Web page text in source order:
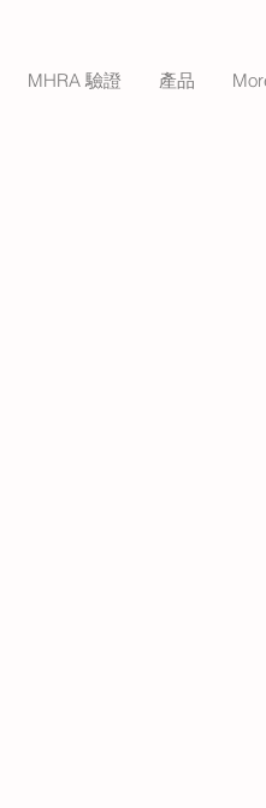
MHRA 驗證 產品